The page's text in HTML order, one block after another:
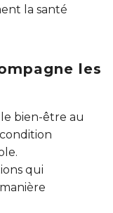
la santé
les
bien-être au
qui